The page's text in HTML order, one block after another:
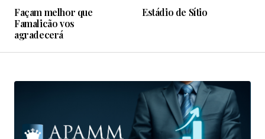
Façam melhor que
Famalicão vos
agradecerá
Estádio de Sítio